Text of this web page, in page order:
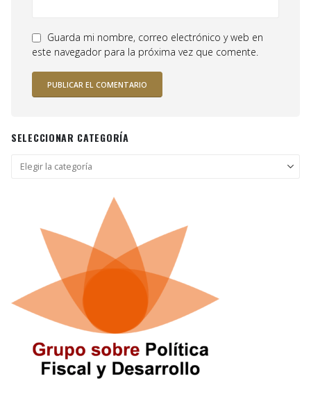
Guarda mi nombre, correo electrónico y web en
este navegador para la próxima vez que comente.
SELECCIONAR CATEGORÍA
Seleccionar
categoría